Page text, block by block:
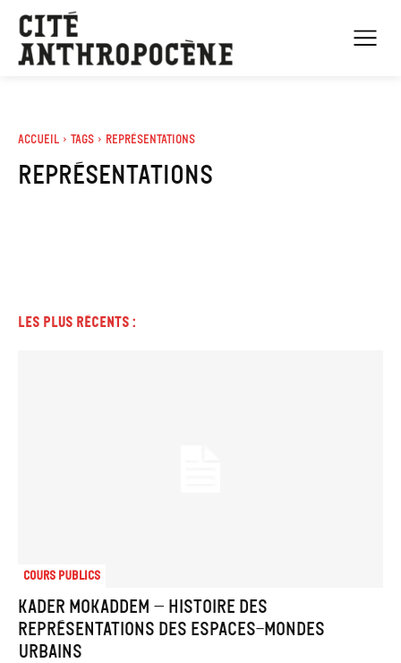
Accueil Tags Représentations
Représentations
Les plus récents :
Cours Publics
Kader Mokaddem – Histoire des
représentations des espaces-mondes
urbains